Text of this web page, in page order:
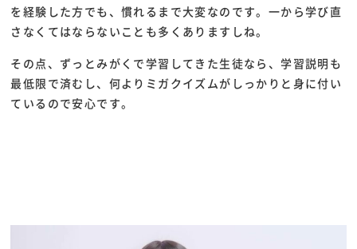
を経験した方でも、慣れるまで大変なのです。一から学び直
さなくてはならないことも多くありますしね。
その点、ずっとみがくで学習してきた生徒なら、学習説明も
最低限で済むし、何よりミガクイズムがしっかりと身に付い
ているので安心です。